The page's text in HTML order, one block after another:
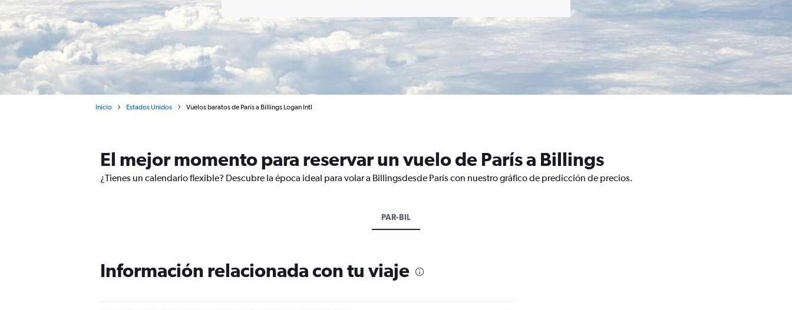
Inicio Estados Unidos Vuelos baratos de París a Billings Logan Intl
El mejor momento para reservar un vuelo de París a Billings
¿Tienes un calendario flexible? Descubre la época ideal para volar a Billingsdesde París con nuestro gráfico de predicción de precios.
PAR-BIL
Información relacionada con tu viaje